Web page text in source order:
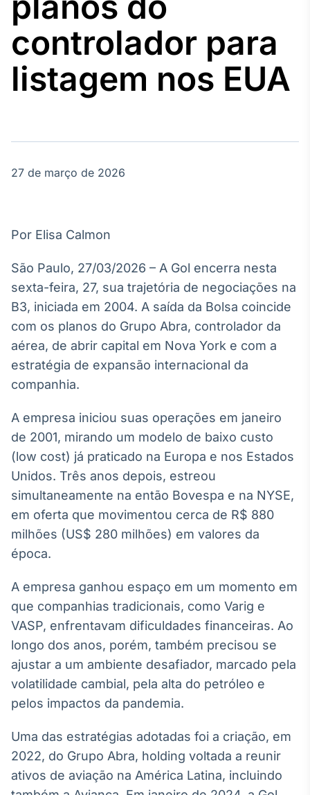
Tudo sobre o
agronegócio
no Brasil
Broadcast
White Label
Plataforma para
conteúdos
personalizados
Soluções de Dados
Broadcast
OTC
Plataforma para
ativos
Datafeed
conteúdos e
Broadcast
Ticker
Cotações e
notícias
Broadcast
Widgets
Componentes
para conteúdos e
funcionalidades
controlador para
listagem nos EUA
27 de março de 2026
Por Elisa Calmon
São Paulo, 27/03/2026 – A Gol encerra nesta
sexta-feira, 27, sua trajetória de negociações na
B3, iniciada em 2004. A saída da Bolsa coincide
com os planos do Grupo Abra, controlador da
aérea, de abrir capital em Nova York e com a
estratégia de expansão internacional da
companhia.
A empresa iniciou suas operações em janeiro
de 2001, mirando um modelo de baixo custo
(low cost) já praticado na Europa e nos Estados
Unidos. Três anos depois, estreou
simultaneamente na então Bovespa e na NYSE,
em oferta que movimentou cerca de R$ 880
milhões (US$ 280 milhões) em valores da
época.
A empresa ganhou espaço em um momento em
que companhias tradicionais, como Varig e
VASP, enfrentavam dificuldades financeiras. Ao
longo dos anos, porém, também precisou se
ajustar a um ambiente desafiador, marcado pela
volatilidade cambial, pela alta do petróleo e
pelos impactos da pandemia.
Uma das estratégias adotadas foi a criação, em
2022, do Grupo Abra, holding voltada a reunir
ativos de aviação na América Latina, incluindo